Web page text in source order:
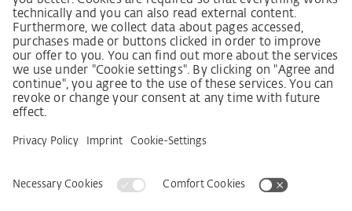
Довідкові дані AGB
Політика конфіденційності
Заява щодо доступності